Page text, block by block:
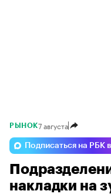
РЫНОК7 августа
Подписаться на РБК
накладки на